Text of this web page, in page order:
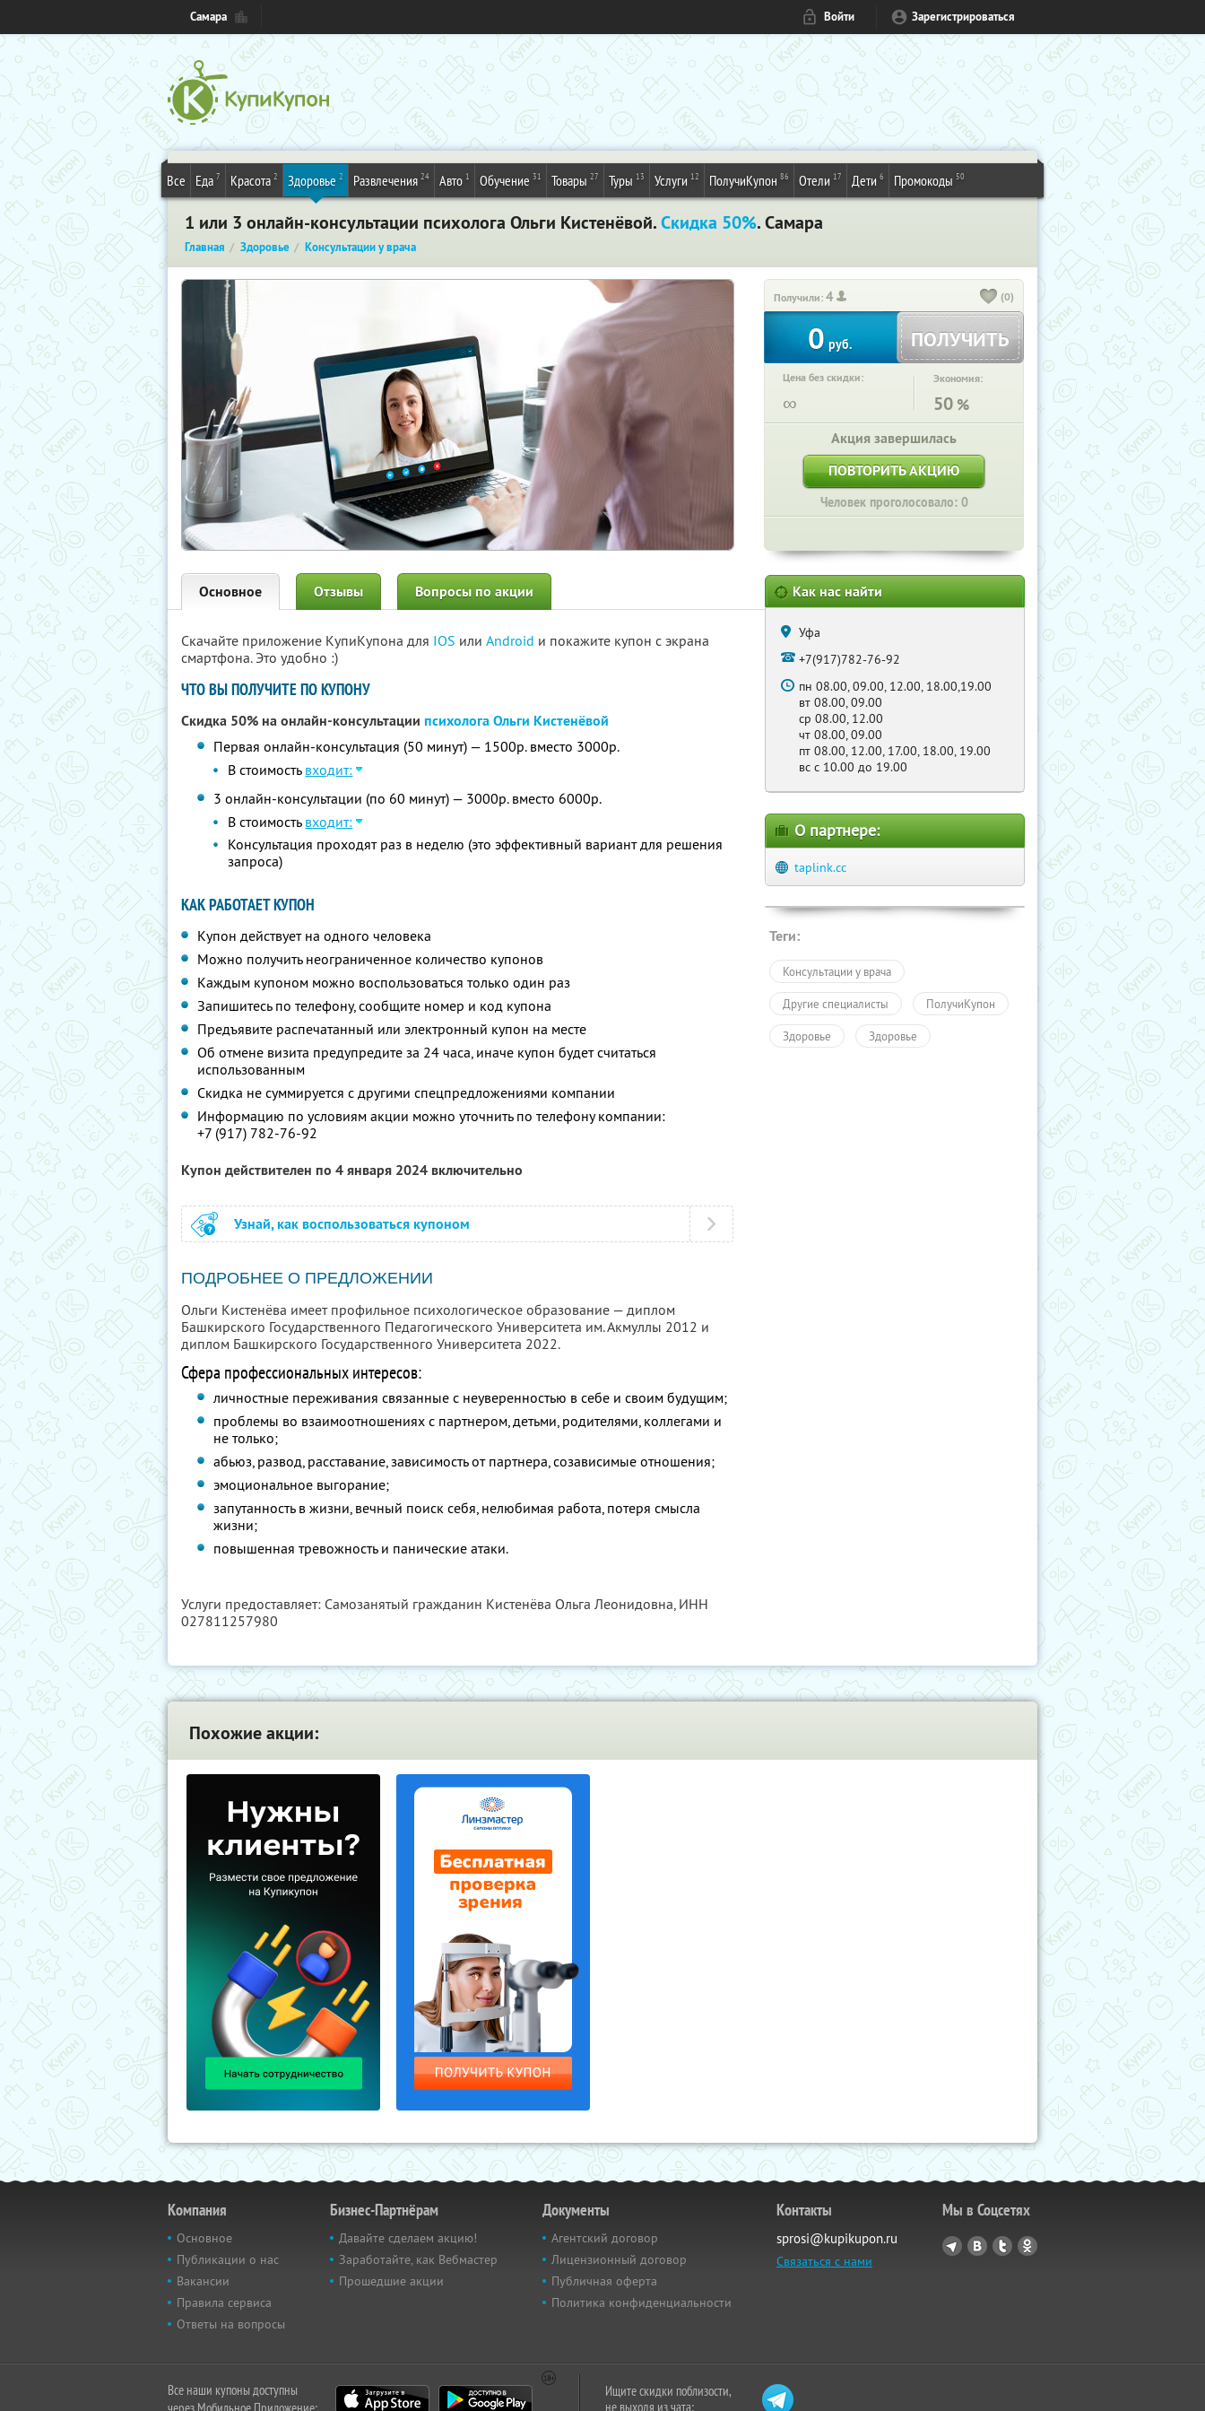
Самара Войти Зарегистрироваться
Все Еда 7 Красота 2 Здоровье 2 Развлечения 24 Авто 1 Обучение 31 Товары 27 Туры 13 Услуги 12 ПолучиКупон 86 Отели 17 Дети 6 Промокоды 50
1 или 3 онлайн-консультации психолога Ольги Кистенёвой.Скидка 50%. Самара
Главная Здоровье Консультации у врача
Получили:4 (0)
0 руб. ПОЛУЧИТЬ
Цена без скидки:
∞
Экономия:
50 %
Акция завершилась
ПОВТОРИТЬ АКЦИЮ
Человек проголосовало: 0
Основное Отзывы Вопросы по акции
Скачайте приложение КупиКупона для IOS или Android и покажите купон с экрана
смартфона. Это удобно :)
ЧТО ВЫ ПОЛУЧИТЕ ПО КУПОНУ
Скидка 50% на онлайн-консультации психолога Ольги Кистенёвой
Первая онлайн-консультация (50 минут) — 1500р. вместо 3000р.
В стоимость входит:
3 онлайн-консультации (по 60 минут) — 3000р. вместо 6000р.
В стоимость входит:
Консультация проходят раз в неделю (это эффективный вариант для решения
запроса)
КАК РАБОТАЕТ КУПОН
Купон действует на одного человека
Можно получить неограниченное количество купонов
Каждым купоном можно воспользоваться только один раз
Запишитесь по телефону, сообщите номер и код купона
Предъявите распечатанный или электронный купон на месте
Об отмене визита предупредите за 24 часа, иначе купон будет считаться
использованным
Скидка не суммируется с другими спецпредложениями компании
Информацию по условиям акции можно уточнить по телефону компании:
+7 (917) 782-76-92
Купон действителен по 4 января 2024 включительно
Узнай, как воспользоваться купоном
ПОДРОБНЕЕ О ПРЕДЛОЖЕНИИ
Ольги Кистенёва имеет профильное психологическое образование — диплом
Башкирского Государственного Педагогического Университета им. Акмуллы 2012 и
диплом Башкирского Государственного Университета 2022.
Сфера профессиональных интересов:
личностные переживания связанные с неуверенностью в себе и своим будущим;
проблемы во взаимоотношениях с партнером, детьми, родителями, коллегами и
не только;
абьюз, развод, расставание, зависимость от партнера, созависимые отношения;
эмоциональное выгорание;
запутанность в жизни, вечный поиск себя, нелюбимая работа, потеря смысла
жизни;
повышенная тревожность и панические атаки.
Услуги предоставляет: Самозанятый гражданин Кистенёва Ольга Леонидовна, ИНН
027811257980
Как нас найти
Уфа
+7(917)782-76-92
пн 08.00, 09.00, 12.00, 18.00,19.00
вт 08.00, 09.00
ср 08.00, 12.00
чт 08.00, 09.00
пт 08.00, 12.00, 17.00, 18.00, 19.00
вс с 10.00 до 19.00
О партнере:
taplink.cc
Теги:
Консультации у врача
Другие специалисты ПолучиКупон
Здоровье Здоровье
Похожие акции:
Компания
Основное
Публикации о нас
Вакансии
Правила сервиса
Ответы на вопросы
Бизнес-Партнёрам
Давайте сделаем акцию!
Заработайте, как Вебмастер
Прошедшие акции
Документы
Агентский договор
Лицензионный договор
Публичная оферта
Политика конфиденциальности
Контакты
sprosi@kupikupon.ru
Связаться с нами
Мы в Соцсетях
Все наши купоны доступны
Ищите скидки поблизости,
не выходя из чата: